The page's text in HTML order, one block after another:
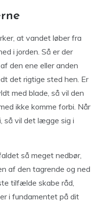
at vandet løber fra
i jorden. Så er der
den ene eller anden
det rigtige sted hen. Er
med blade, så vil den
ikke komme forbi. Når
så vil det lægge sig i
så meget nedbør,
af den tagrende og ned
tilfælde skabe råd,
i fundamentet på dit